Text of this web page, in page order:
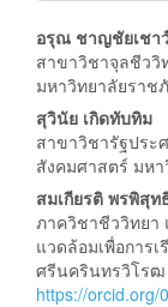
Main
Article
Content
อรุณ ชาญชัยเชา
สาขาวิชาจุลชีววิ
มหาวิทยาลัยราช
สุวินัย เกิดทับทิม
สาขาวิชารัฐปร
สังคมศาสตร์ มหา
สมเกียรติ พรพิสุท
ภาควิชาชีววิทยา
แวดล้อมเพื่อการ
ศรีนครินทรวิโรฒ
https://orcid.org/